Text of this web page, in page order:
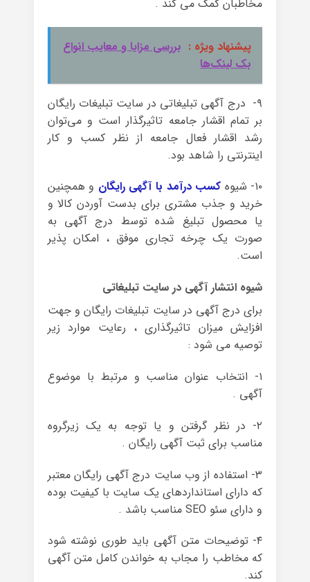
مخاطبان کمک می کند .
پیشنهاد ویژه : بررسی مزایا و معایب انواع
بک لینک‌ها
۹- درج آگهی تبلیغاتی در سایت تبلیغات رایگان
بر تمام اقشار جامعه تاثیرگذار است و می‌توان
رشد اقشار فعال جامعه از نظر کسب و کار
اینترنتی را شاهد بود.
۱۰- شیوه
کسب درآمد با آگهی رایگان و همچنین
خرید و جذب مشتری برای بدست آوردن کالا و
یا محصول تبلیغ شده توسط درج آگهی به
صورت یک چرخه تجاری موفق ، امکان پذیر
است.
شیوه انتشار آگهی در سایت تبلیغاتی
برای درج آگهی در سایت تبلیغات رایگان و جهت
افزایش میزان تاثیرگذاری ، رعایت موارد زیر
توصیه می شود :
۱- انتخاب عنوان مناسب و مرتبط با موضوع
آگهی .
۲- در نظر گرفتن و یا توجه به یک زیرگروه
مناسب برای ثبت آگهی رایگان .
۳- استفاده از وب سایت درج آگهی رایگان معتبر
که دارای استانداردهای یک سایت با کیفیت بوده
و دارای سئو SEO مناسب باشد .
۴- توضیحات متن آگهی باید طوری نوشته شود
که مخاطب را مجاب به خواندن کامل متن آگهی
کند.